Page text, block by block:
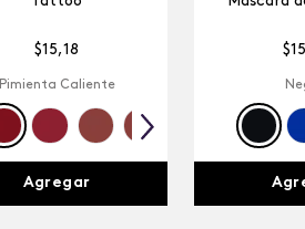
$15,18
Pimienta Caliente
Agregar
$15